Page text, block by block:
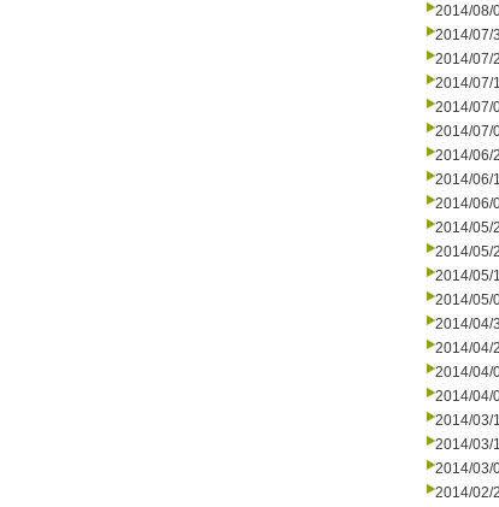
2014/08/
2014/07/
2014/07/
2014/07/
2014/07/
2014/07/
2014/06/
2014/06/
2014/06/
2014/05/
2014/05/
2014/05/
2014/05/
2014/04/
2014/04/
2014/04/
2014/04/
2014/03/
2014/03/
2014/03/
2014/02/